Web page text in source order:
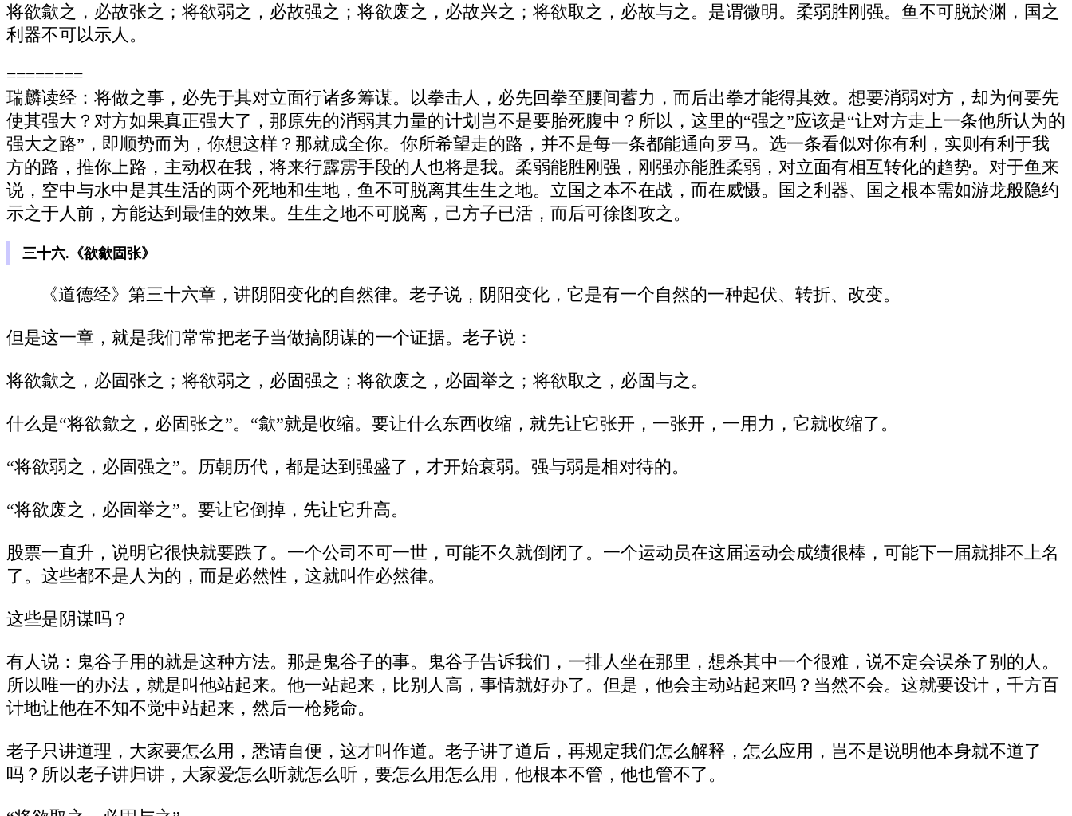
将欲歙之，必故张之；将欲弱之，必故强之；将欲废之，必故兴之；将欲取之，必故与之。是谓微明。柔弱胜刚强。鱼不可脱於渊，国之
利器不可以示人。
========
瑞麟读经：将做之事，必先于其对立面行诸多筹谋。以拳击人，必先回拳至腰间蓄力，而后出拳才能得其效。想要消弱对方，却为何要先
使其强大？对方如果真正强大了，那原先的消弱其力量的计划岂不是要胎死腹中？所以，这里的“强之”应该是“让对方走上一条他所认为的
强大之路”，即顺势而为，你想这样？那就成全你。你所希望走的路，并不是每一条都能通向罗马。选一条看似对你有利，实则有利于我
方的路，推你上路，主动权在我，将来行霹雳手段的人也将是我。柔弱能胜刚强，刚强亦能胜柔弱，对立面有相互转化的趋势。对于鱼来
说，空中与水中是其生活的两个死地和生地，鱼不可脱离其生生之地。立国之本不在战，而在威慑。国之利器、国之根本需如游龙般隐约
示之于人前，方能达到最佳的效果。生生之地不可脱离，己方子已活，而后可徐图攻之。
三十六.《欲歙固张》
《道德经》第三十六章，讲阴阳变化的自然律。老子说，阴阳变化，它是有一个自然的一种起伏、转折、改变。
但是这一章，就是我们常常把老子当做搞阴谋的一个证据。老子说：
将欲歙之，必固张之；将欲弱之，必固强之；将欲废之，必固举之；将欲取之，必固与之。
什么是“将欲歙之，必固张之”。“歙”就是收缩。要让什么东西收缩，就先让它张开，一张开，一用力，它就收缩了。
“将欲弱之，必固强之”。历朝历代，都是达到强盛了，才开始衰弱。强与弱是相对待的。
“将欲废之，必固举之”。要让它倒掉，先让它升高。
股票一直升，说明它很快就要跌了。一个公司不可一世，可能不久就倒闭了。一个运动员在这届运动会成绩很棒，可能下一届就排不上名
了。这些都不是人为的，而是必然性，这就叫作必然律。
这些是阴谋吗？
有人说：鬼谷子用的就是这种方法。那是鬼谷子的事。鬼谷子告诉我们，一排人坐在那里，想杀其中一个很难，说不定会误杀了别的人。
所以唯一的办法，就是叫他站起来。他一站起来，比别人高，事情就好办了。但是，他会主动站起来吗？当然不会。这就要设计，千方百
计地让他在不知不觉中站起来，然后一枪毙命。
老子只讲道理，大家要怎么用，悉请自便，这才叫作道。老子讲了道后，再规定我们怎么解释，怎么应用，岂不是说明他本身就不道了
吗？所以老子讲归讲，大家爱怎么听就怎么听，要怎么用怎么用，他根本不管，他也管不了。